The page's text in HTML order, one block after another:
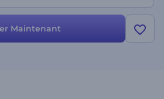
Maintenant